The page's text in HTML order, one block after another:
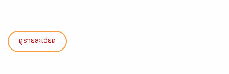
ดูรายละเอียด